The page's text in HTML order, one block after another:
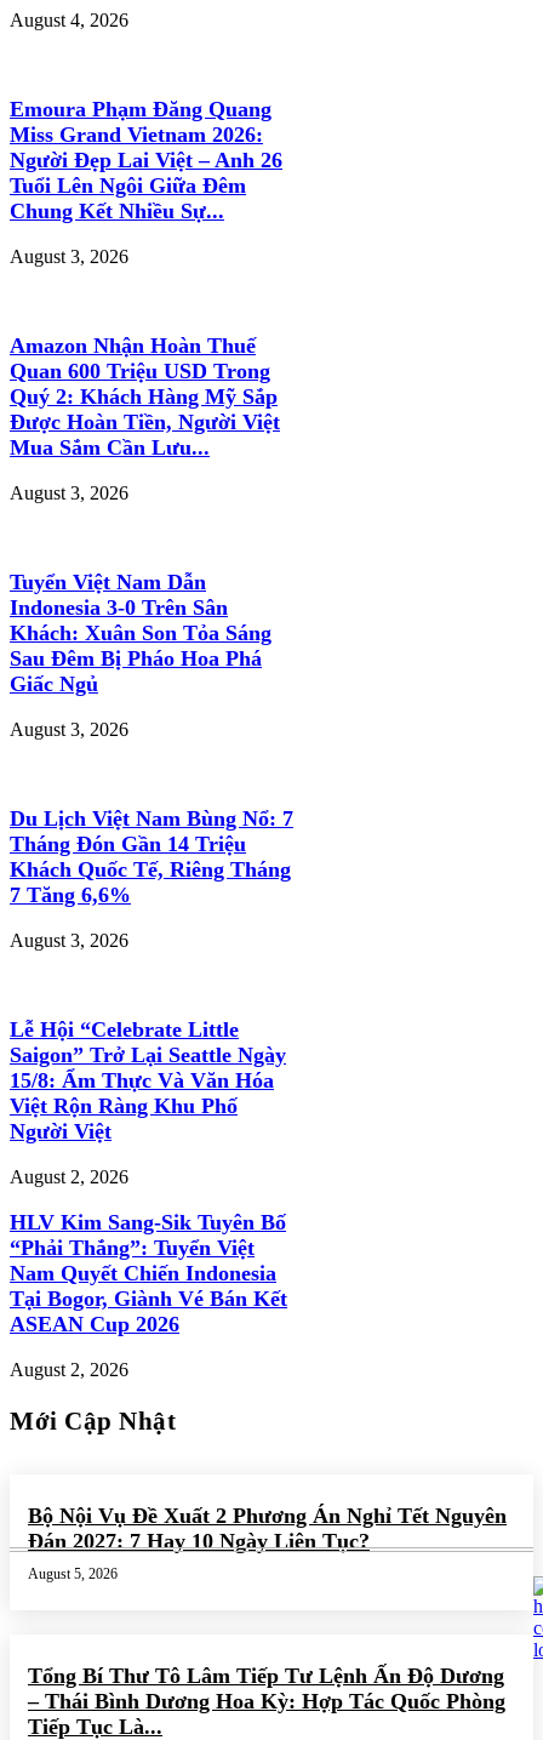
August 4, 2026
Emoura Phạm Đăng Quang
Miss Grand Vietnam 2026:
Người Đẹp Lai Việt – Anh 26
Tuổi Lên Ngôi Giữa Đêm
Chung Kết Nhiều Sự...
August 3, 2026
Amazon Nhận Hoàn Thuế
Quan 600 Triệu USD Trong
Quý 2: Khách Hàng Mỹ Sắp
Được Hoàn Tiền, Người Việt
Mua Sắm Cần Lưu...
August 3, 2026
Tuyển Việt Nam Dẫn
Indonesia 3-0 Trên Sân
Khách: Xuân Son Tỏa Sáng
Sau Đêm Bị Pháo Hoa Phá
Giấc Ngủ
August 3, 2026
Du Lịch Việt Nam Bùng Nổ: 7
Tháng Đón Gần 14 Triệu
Khách Quốc Tế, Riêng Tháng
7 Tăng 6,6%
August 3, 2026
Lễ Hội “Celebrate Little
Saigon” Trở Lại Seattle Ngày
15/8: Ẩm Thực Và Văn Hóa
Việt Rộn Ràng Khu Phố
Người Việt
August 2, 2026
HLV Kim Sang-Sik Tuyên Bố
“Phải Thắng”: Tuyển Việt
Nam Quyết Chiến Indonesia
Tại Bogor, Giành Vé Bán Kết
ASEAN Cup 2026
August 2, 2026
Mới Cập Nhật
Bộ Nội Vụ Đề Xuất 2 Phương Án Nghỉ Tết Nguyên
Đán 2027: 7 Hay 10 Ngày Liên Tục?
August 5, 2026
Tổng Bí Thư Tô Lâm Tiếp Tư Lệnh Ấn Độ Dương
– Thái Bình Dương Hoa Kỳ: Hợp Tác Quốc Phòng
Tiếp Tục Là...